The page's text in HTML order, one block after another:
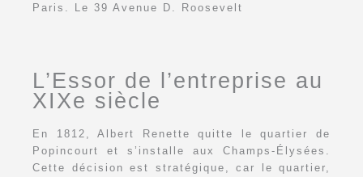
Paris. Le 39 Avenue D. Roosevelt
L’Essor de l’entreprise au
XIXe siècle
En 1812, Albert Renette quitte le quartier de
Popincourt et s’installe aux Champs-Élysées.
Cette décision est stratégique, car le quartier,